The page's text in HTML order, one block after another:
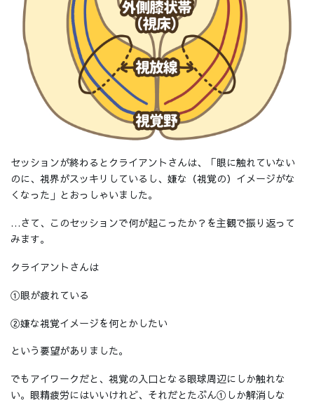
セッションが終わるとクライアントさんは、「眼に触れていない
のに、視界がスッキリしているし、嫌な（視覚の）イメージがな
くなった」とおっしゃいました。
…さて、このセッションで何が起こったか？を主観で振り返って
みます。
クライアントさんは
①眼が疲れている
②嫌な視覚イメージを何とかしたい
という要望がありました。
でもアイワークだと、視覚の入口となる眼球周辺にしか触れな
い。眼精疲労にはいいけれど、それだとたぶん①しか解消しな